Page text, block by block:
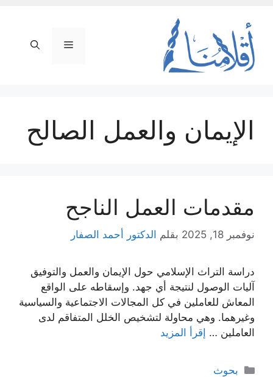
المحتوى
القائمة
الإيمان والعمل الصالح
مقدمات العمل الناجح
نوفمبر 18, 2025 بقلم الدكتور أحمد الصفار
دراسة التراث الإسلامي حول الإيمان والعمل والتوفيق
آليات الوصول لنتيجة أي جهد. وإسقاطه على الواقع
المعاش للعاملين في كل المجالات الاجتماعية والسياسية
وغيرهما. وهي محاولة لتشخيص الخلل المتفاقم لدى
العاملين … إقرأ المزيد
التصنيفات
بحوث